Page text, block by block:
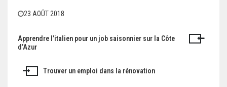
23 AOÛT 2018
N
Apprendre l’italien pour un job saisonnier sur la Côte
d’Azur
Trouver un emploi dans la rénovation